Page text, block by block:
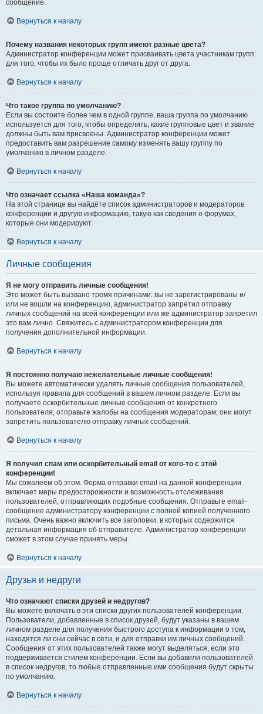
сообщение.
Вернуться к началу
Почему названия некоторых групп имеют разные цвета?
Администратор конференции может присваивать цвета участникам групп
для того, чтобы их было проще отличать друг от друга.
Вернуться к началу
Что такое группа по умолчанию?
Если вы состоите более чем в одной группе, ваша группа по умолчанию
используется для того, чтобы определить, какие групповые цвет и звание
должны быть вам присвоены. Администратор конференции может
предоставить вам разрешение самому изменять вашу группу по
умолчанию в личном разделе.
Вернуться к началу
Что означает ссылка «Наша команда»?
На этой странице вы найдёте список администраторов и модераторов
конференции и другую информацию, такую как сведения о форумах,
которые они модерируют.
Вернуться к началу
Личные сообщения
Я не могу отправить личные сообщения!
Это может быть вызвано тремя причинами: вы не зарегистрированы и/
или не вошли на конференцию, администратор запретил отправку
личных сообщений на всей конференции или же администратор запретил
это вам лично. Свяжитесь с администратором конференции для
получения дополнительной информации.
Вернуться к началу
Я постоянно получаю нежелательные личные сообщения!
Вы можете автоматически удалять личные сообщения пользователей,
используя правила для сообщений в вашем личном разделе. Если вы
получаете оскорбительные личные сообщения от конкретного
пользователя, отправьте жалобы на сообщения модераторам; они могут
запретить пользователю отправку личных сообщений.
Вернуться к началу
Я получил спам или оскорбительный email от кого-то с этой
конференции!
Мы сожалеем об этом. Форма отправки email на данной конференции
включает меры предосторожности и возможность отслеживания
пользователей, отправляющих подобные сообщения. Отправьте email-
сообщение администратору конференции с полной копией полученного
письма. Очень важно включить все заголовки, в которых содержится
детальная информация об отправителе. Администратор конференции
сможет в этом случае принять меры.
Вернуться к началу
Друзья и недруги
Что означают списки друзей и недругов?
Вы можете включать в эти списки других пользователей конференции.
Пользователи, добавленные в список друзей, будут указаны в вашем
личном разделе для получения быстрого доступа к информации о том,
находятся ли они сейчас в сети, и для отправки им личных сообщений.
Сообщения от этих пользователей также могут выделяться, если это
поддерживается стилем конференции. Если вы добавили пользователей
в список недругов, то любые отправленные ими сообщения будут скрыты
по умолчанию.
Вернуться к началу